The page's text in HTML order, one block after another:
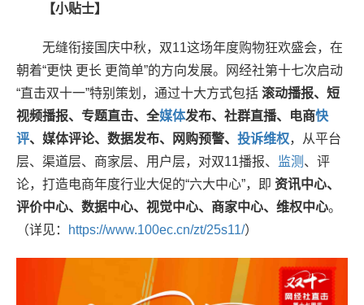
【小贴士】
无缝衔接国庆中秋，双11这场年度购物狂欢盛会，在
朝着“更快 更长 更简单”的方向发展。网经社第十七次启动
“直击双十一”特别策划，通过十大方式包括 滚动播报、短
视频播报、专题直击、全媒体发布、社群直播、电商快
评、媒体评论、数据发布、网购预警、 投诉维权，从平台
层、渠道层、商家层、用户层，对双11播报、
监测 、评
论，打造电商年度行业大促的“六大中心”，即 资讯中心、
评价中心、数据中心、视觉中心、商家中心、维权中心。
（详见：
https://www.100ec.cn/zt/25s11/）